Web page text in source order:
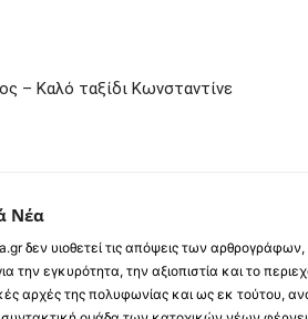
– Καλό ταξίδι Κωνσταντίνε
Νέα
δεν υιοθετεί τις απόψεις των
την εγκυρότητα, την αξιοπιστία και το
αρχές της πολυφωνίας και ως εκ τούτου,